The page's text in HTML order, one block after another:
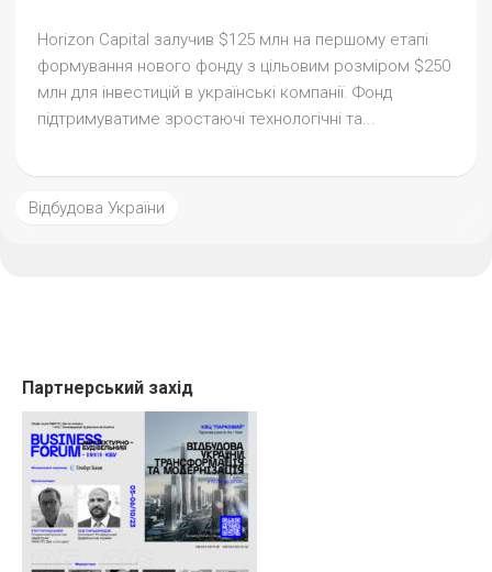
Horizon Capital залучив $125 млн на першому етапі
формування нового фонду з цільовим розміром $250
млн для інвестицій в українські компанії. Фонд
підтримуватиме зростаючі технологічні та...
Відбудова України
Партнерський захід